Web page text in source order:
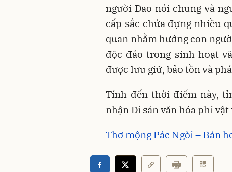
người Dao nói chung và
cấp sắc chứa đựng nhiều
quan nhằm hướng con
độc đáo trong sinh hoạt
được lưu giữ, bảo tồn và
Tính đến thời điểm này,
nhận Di sản văn hóa phi
Thơ mộng Pác Ngòi – Bản